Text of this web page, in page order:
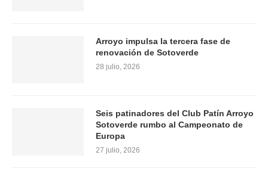
Arroyo impulsa la tercera fase de
renovación de Sotoverde
28 julio, 2026
Seis patinadores del Club Patín Arroyo
Sotoverde rumbo al Campeonato de
Europa
27 julio, 2026